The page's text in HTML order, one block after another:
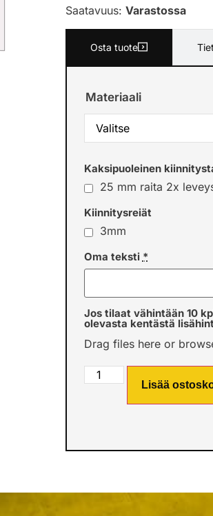
Saatavuus: Varastossa
Osta tuote
Materiaali
Kaksipuoleinen
25 mm raita 2x
Kiinnitysreiät
3mm
Oma teksti *
Jos tilaat vähintään 10
olevasta kentästä
Drag files here or
Lisää